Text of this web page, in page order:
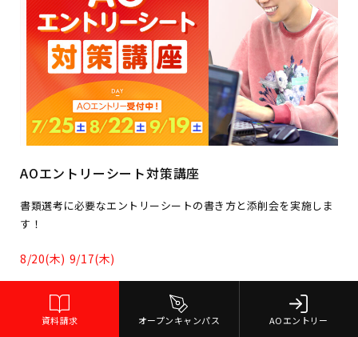
資料請求 オープンキャンパス AOエントリー
AOエントリーシート対策講座
書類選考に必要なエントリーシートの書き方と添削会を実施しま
す！
8/20(木) 9/17(木)
参加のお申込み